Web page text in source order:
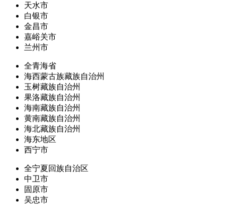
天水市
白银市
金昌市
嘉峪关市
兰州市
全青海省
海西蒙古族藏族自治州
玉树藏族自治州
果洛藏族自治州
海南藏族自治州
黄南藏族自治州
海北藏族自治州
海东地区
西宁市
全宁夏回族自治区
中卫市
固原市
吴忠市